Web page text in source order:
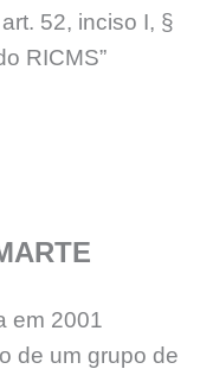
52, inciso I, §
RICMS”
em 2001
de um grupo de